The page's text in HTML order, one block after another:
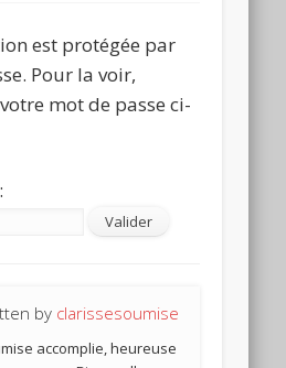
est protégée par
Pour la voir,
mot de passe ci-
by clarissesoumise
accomplie, heureuse